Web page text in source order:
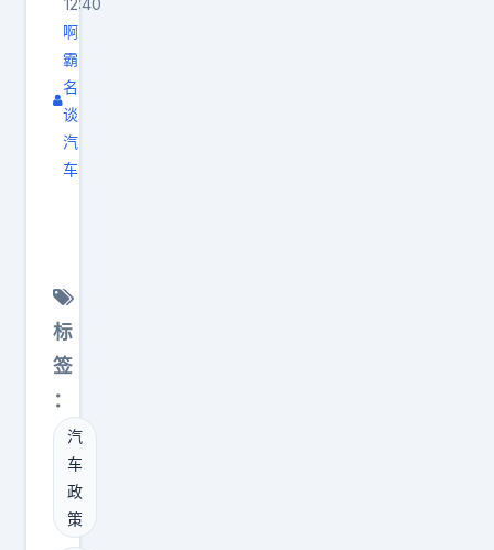
12:40
啊
霸
名
谈
汽
车
网
约
车
喜
欢
吗
？
？
标
签
：
汽
车
政
策